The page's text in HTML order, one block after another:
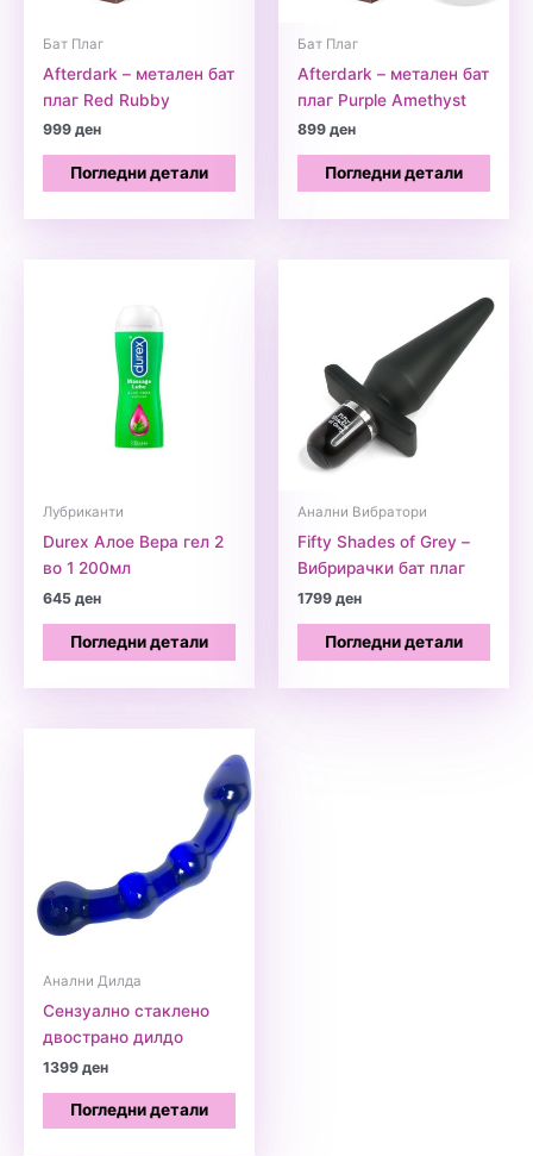
Бат Плаг
Afterdark – метален бат
плаг Red Rubby
999ден
Погледни детали
Бат Плаг
Afterdark – метален бат
плаг Purple Amethyst
899ден
Погледни детали
Лубриканти
Durex Алое Вера гел 2
во 1 200мл
645ден
Погледни детали
Анални Вибратори
Fifty Shades of Grey –
Вибрирачки бат плаг
1799ден
Погледни детали
Анални Дилда
Сензуално стаклено
двострано дилдо
1399ден
Погледни детали